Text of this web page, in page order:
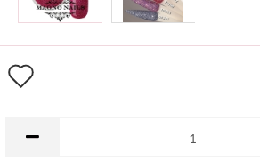
Merkzettel